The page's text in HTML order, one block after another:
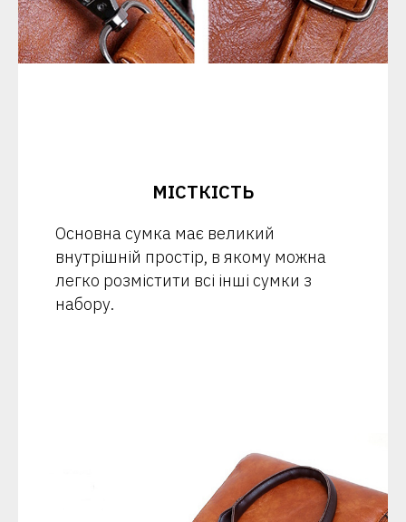
МІСТКІСТЬ
Основна сумка має великий
внутрішній простір, в якому можна
легко розмістити всі інші сумки з
набору.